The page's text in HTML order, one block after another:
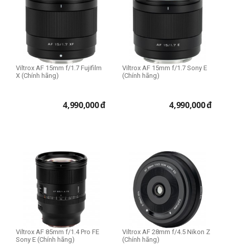
Viltrox AF 15mm f/1.7 Fujifilm
X (Chính hãng)
4,990,000đ
Viltrox AF 15mm f/1.7 Sony E
(Chính hãng)
4,990,000đ
Viltrox AF 85mm f/1.4 Pro FE
Sony E (Chính hãng)
Viltrox AF 28mm f/4.5 Nikon Z
(Chính hãng)